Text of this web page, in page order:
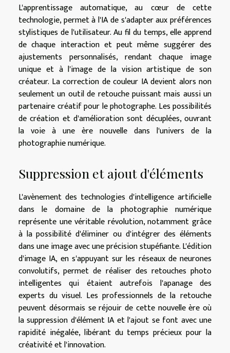
L'apprentissage automatique, au cœur de cette
technologie, permet à l'IA de s'adapter aux préférences
stylistiques de l'utilisateur. Au fil du temps, elle apprend
de chaque interaction et peut même suggérer des
ajustements personnalisés, rendant chaque image
unique et à l'image de la vision artistique de son
créateur. La correction de couleur IA devient alors non
seulement un outil de retouche puissant mais aussi un
partenaire créatif pour le photographe. Les possibilités
de création et d'amélioration sont décuplées, ouvrant
la voie à une ère nouvelle dans l'univers de la
photographie numérique.
Suppression et ajout d'éléments
L'avènement des technologies d'intelligence artificielle
dans le domaine de la photographie numérique
représente une véritable révolution, notamment grâce
à la possibilité d'éliminer ou d'intégrer des éléments
dans une image avec une précision stupéfiante. L'édition
d'image IA, en s'appuyant sur les réseaux de neurones
convolutifs, permet de réaliser des retouches photo
intelligentes qui étaient autrefois l'apanage des
experts du visuel. Les professionnels de la retouche
peuvent désormais se réjouir de cette nouvelle ère où
la suppression d'élément IA et l'ajout se font avec une
rapidité inégalée, libérant du temps précieux pour la
créativité et l'innovation.